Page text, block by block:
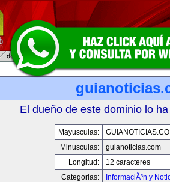
El dueño de este dominio lo
Mayusculas:
Minusculas:
guianoticias.com
Longitud:
12 caracteres
Categorias:
InformaciÃ³n y